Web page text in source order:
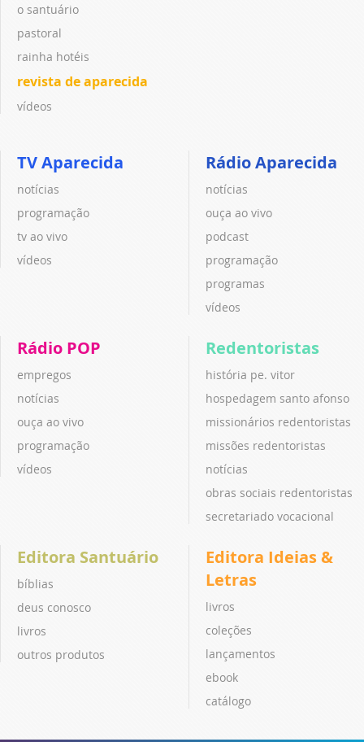
o santuário
pastoral
rainha hotéis
revista de aparecida
vídeos
TV Aparecida
notícias
programação
tv ao vivo
vídeos
Rádio Aparecida
notícias
ouça ao vivo
podcast
programação
programas
vídeos
Rádio POP
empregos
notícias
ouça ao vivo
programação
vídeos
Redentoristas
história pe. vitor
hospedagem santo afonso
missionários redentoristas
missões redentoristas
notícias
obras sociais redentoristas
secretariado vocacional
Editora Santuário
bíblias
deus conosco
livros
outros produtos
Editora Ideias &
Letras
livros
coleções
lançamentos
ebook
catálogo